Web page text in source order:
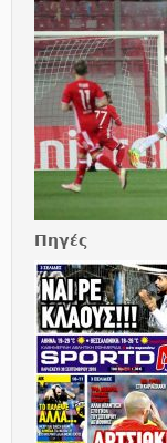
Πηγές